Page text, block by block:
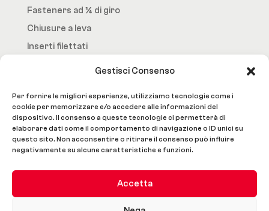
Gestisci Consenso
Per fornire le migliori esperienze, utilizziamo tecnologie come i
cookie per memorizzare e/o accedere alle informazioni del
dispositivo. Il consenso a queste tecnologie ci permetterà di
elaborare dati come il comportamento di navigazione o ID unici su
questo sito. Non acconsentire o ritirare il consenso può influire
negativamente su alcune caratteristiche e funzioni.
Accetta
Fasteners ad ¼ di giro
Chiusure a leva
Inserti filettati
Home Page
Azienda
Prodotti